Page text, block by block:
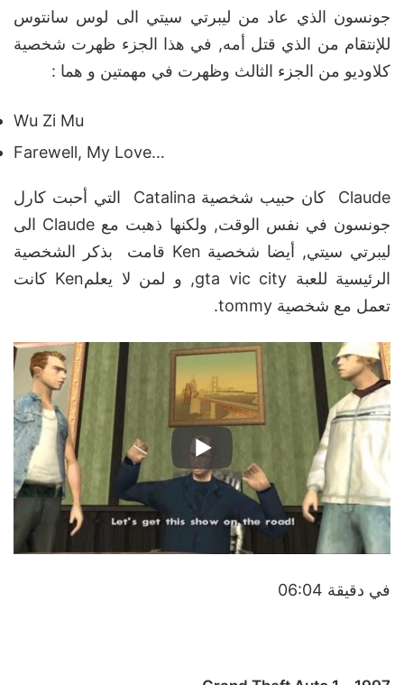
جونسون الذي عاد من ليبرتي سيتي الى لوس سانتوس
للإنتقام من الذي قتل أمه, في هذا الجزء ظهرت شخصية
كلاوديو من الجزء الثالث وظهرت في مهمتين و هما :
Wu Zi Mu
Farewell, My Love…
Claude كان حبيب شخصية Catalina التي أحبت كارل
جونسون في نفس الوقت, ولكنها ذهبت مع Claude الى
ليبرتي سيتي, أيضا شخصية Ken قامت بذكر الشخصية
الرئيسية للعبة gta vic city, و لمن لا يعلمKen كانت
تعمل مع شخصية tommy.
في دقيقة 06:04